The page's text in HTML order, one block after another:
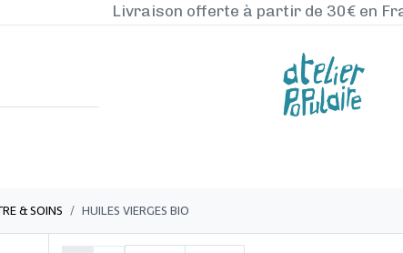
Livraison offerte à partir de 30€ en
& SOINS HUILES VIERGES BIO